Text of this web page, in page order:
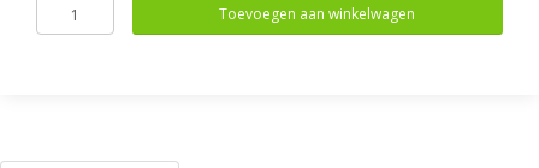
Toevoegen aan winkelwagen